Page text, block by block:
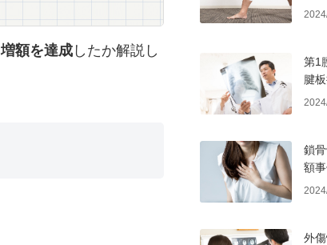
増額を達成 したか解説し
第1
腱
鎖
額事
外